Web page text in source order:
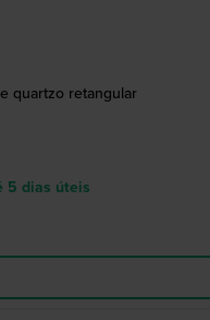
quartzo retangular
5 dias úteis